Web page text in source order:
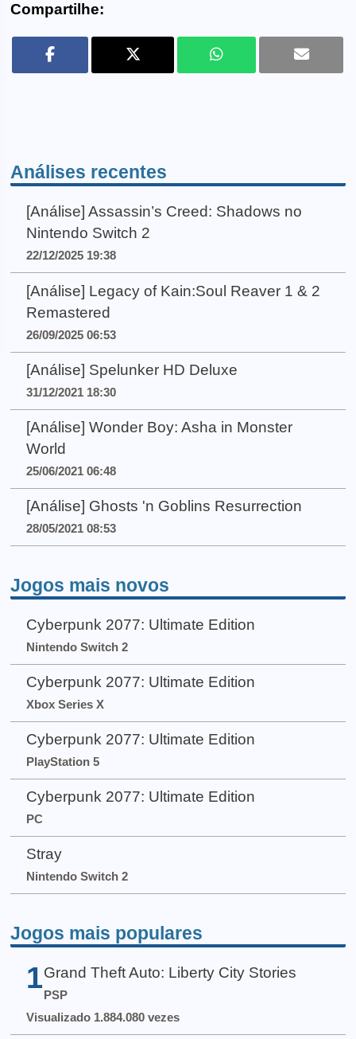
Compartilhe:
Análises recentes
[Análise] Assassin’s Creed: Shadows no
Nintendo Switch 2
22/12/2025 19:38
[Análise] Legacy of Kain:Soul Reaver 1 & 2
Remastered
26/09/2025 06:53
[Análise] Spelunker HD Deluxe
31/12/2021 18:30
[Análise] Wonder Boy: Asha in Monster
World
25/06/2021 06:48
[Análise] Ghosts 'n Goblins Resurrection
28/05/2021 08:53
Jogos mais novos
Cyberpunk 2077: Ultimate Edition
Nintendo Switch 2
Cyberpunk 2077: Ultimate Edition
Xbox Series X
Cyberpunk 2077: Ultimate Edition
PlayStation 5
Cyberpunk 2077: Ultimate Edition
PC
Stray
Nintendo Switch 2
Jogos mais populares
1 Grand Theft Auto: Liberty City Stories
PSP
Visualizado 1.884.080 vezes